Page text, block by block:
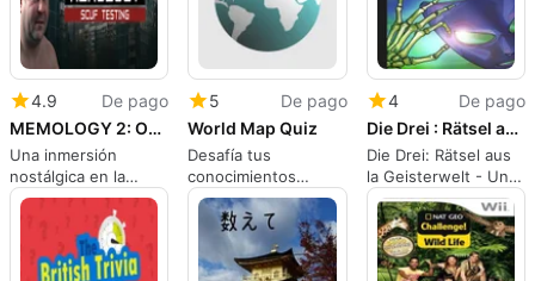
4.9
De pago
MEMOLOGY 2: OLD TIMES
Una inmersión
nostálgica en la
historia de los
5
De pago
World Map Quiz
Desafía tus
conocimientos
geográficos con
World Map Quiz
4
De pago
Die Drei : Rätsel aus der Geisterwelt
Die Drei: Rätsel aus
la Geisterwelt - Un
desafío intrigante